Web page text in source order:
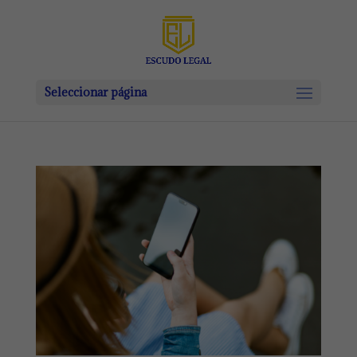
Seleccionar página